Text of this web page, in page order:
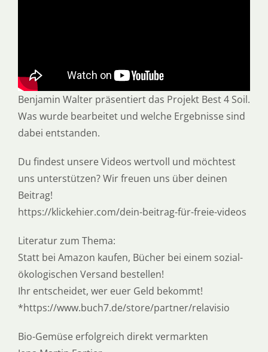
Benjamin Walter präsentiert das Projekt Best 4 Soil.
Was wurde bearbeitet und welche Ergebnisse sind
dabei entstanden.
Du findest unsere Videos wertvoll und möchtest
uns unterstützen? Wir freuen uns über deinen
Beitrag!
https://klickehier.com/dein-beitrag-für-freie-videos
Literatur zum Thema:
Statt bei Amazon kaufen, Bücher bei einem sozial-
ökologischen Versand bestellen!
Ihr entscheidet, wer euer Geld bekommt!
*https://www.buch7.de/store/partner/relavisio
Bio-Gemüse erfolgreich direkt vermarkten